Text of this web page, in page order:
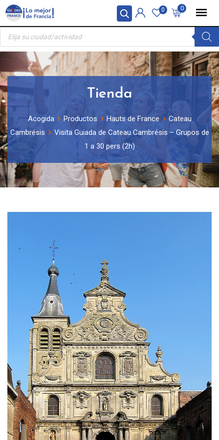
Panel de gestión de cookies
Skip
content
0
0
Búsqueda
productos
Tienda
Acogida Productos Hauts de France
Cateau
Cambrésis
Visita Guiada de Cateau Cambrésis – Grupos de
1 a 30 pers (2h)